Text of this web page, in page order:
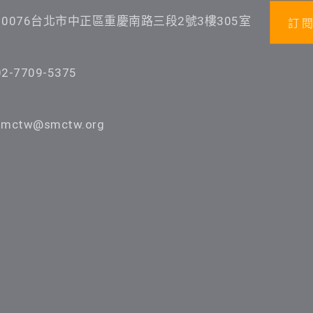
台北市中正區重慶南路三段2號3樓305室
7709-5375
訂